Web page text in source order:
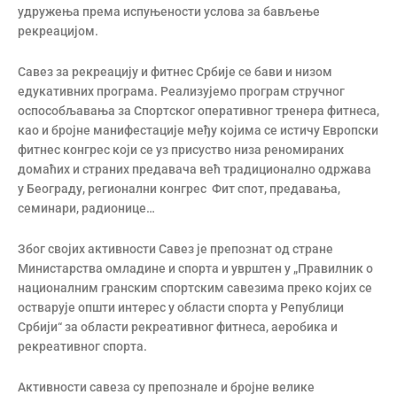
удружења према испуњености услова за бављење
рекреацијом.
Савез за рекреацију и фитнес Србије се бави и низом
едукативних програма. Реализујемо програм стручног
оспособљавања за Спортског оперативног тренера фитнеса,
као и бројне манифестације међу којима се истичу Европски
фитнес конгрес који се уз присуство низа реномираних
домаћих и страних предавача већ традиционално одржава
у Београду, регионални конгрес Фит спот, предавања,
семинари, радионице…
Због својих активности Савез је препознат од стране
Министарства омладине и спорта и уврштен у „Правилник о
националним гранским спортским савезима преко којих се
остварује општи интерес у области спорта у Републици
Србији“ за области рекреативног фитнеса, аеробика и
рекреативног спорта.
Активности савеза су препознале и бројне велике